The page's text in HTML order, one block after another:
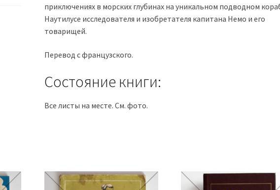
приключениях в морских глубинах на уникальном подводном
Наутилусе исследователя и изобретателя капитана Немо и его
товарищей.
Перевод с французского.
Состояние книги:
Все листы на месте. См. фото.